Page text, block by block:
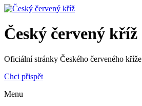
Český červený kříž
Oficiální stránky Českého červeného kříže
Chci přispět
Menu